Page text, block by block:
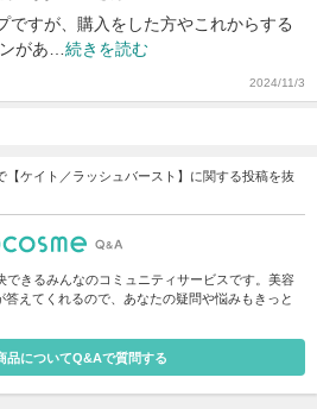
ですが、購入をした方やこれからする
があ… 続きを読む
2024/11/3
【ケイト／ラッシュバースト】に関する投稿を抜
できるみんなのコミュニティサービスです。美容
えてくれるので、あなたの疑問や悩みもきっと
品についてQ&Aで質問する